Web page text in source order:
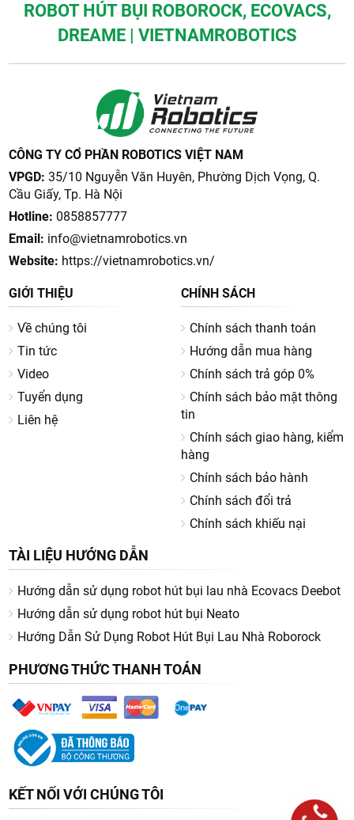
ROBOT HÚT BỤI ROBOROCK, ECOVACS,
DREAME | VIETNAMROBOTICS
CÔNG TY CỔ PHẦN ROBOTICS VIỆT NAM
VPGD: 35/10 Nguyễn Văn Huyên, Phường Dịch Vọng, Q.
Cầu Giấy, Tp. Hà Nội
Hotline: 0858857777
Email: info@vietnamrobotics.vn
Website: https://vietnamrobotics.vn/
GIỚI THIỆU
Về chúng tôi
Tin tức
Video
Tuyển dụng
Liên hệ
CHÍNH SÁCH
Chính sách thanh toán
Hướng dẫn mua hàng
Chính sách trả góp 0%
Chính sách bảo mật thông
tin
Chính sách giao hàng, kiểm
hàng
Chính sách bảo hành
Chính sách đổi trả
Chính sách khiếu nại
TÀI LIỆU HƯỚNG DẪN
Hướng dẫn sử dụng robot hút bụi lau nhà Ecovacs Deebot
Hướng dẫn sử dụng robot hút bụi Neato
Hướng Dẫn Sử Dụng Robot Hút Bụi Lau Nhà Roborock
PHƯƠNG THỨC THANH TOÁN
KẾT NỐI VỚI CHÚNG TÔI